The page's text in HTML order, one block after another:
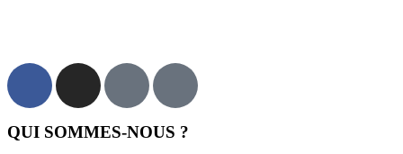
QUI SOMMES-NOUS ?